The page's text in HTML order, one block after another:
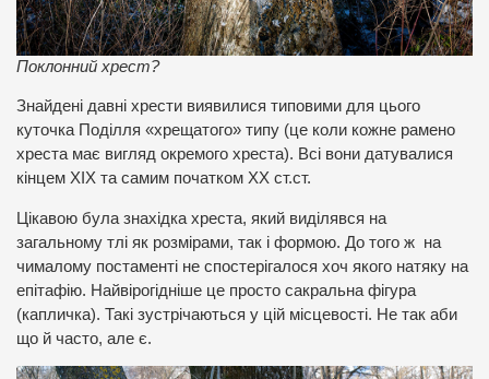
Поклонний хрест?
Знайдені давні хрести виявилися типовими для цього
куточка Поділля «хрещатого» типу (це коли кожне рамено
хреста має вигляд окремого хреста). Всі вони датувалися
кінцем ХІХ та самим початком ХХ ст.ст.
Цікавою була знахідка хреста, який виділявся на
загальному тлі як розмірами, так і формою. До того ж на
чималому постаменті не спостерігалося хоч якого натяку на
епітафію. Найвірогідніше це просто сакральна фігура
(капличка). Такі зустрічаються у цій місцевості. Не так аби
що й часто, але є.